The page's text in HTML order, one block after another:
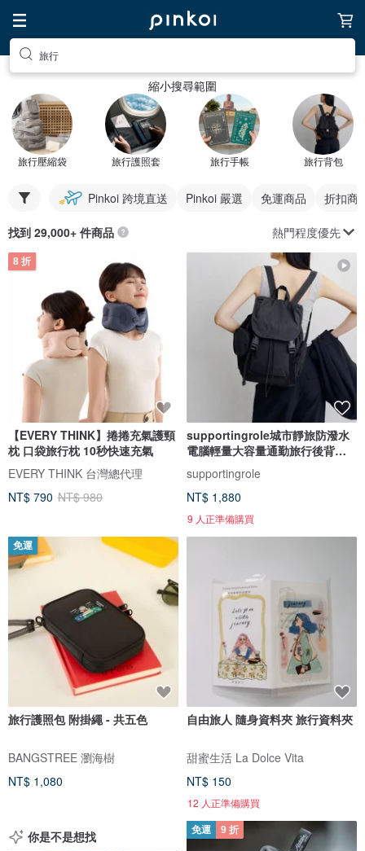
旅行
縮小搜尋範圍
旅行壓縮袋 旅行護照套 旅行手帳 旅行背包
Pinkoi 跨境直送 Pinkoi 嚴選 免運商品 折扣商
找到 29,000+ 件商品 熱門程度優先
8 折
【EVERY THINK】捲捲充氣護頸
枕 口袋旅行枕 10秒快速充氣
EVERY THINK 台灣總代理
NT$ 790 NT$ 980
supportingrole城市靜旅防潑水
電腦輕量大容量通勤旅行後背包
supportingrole
NT$ 1,880
9 人正準備購買
免運
旅行護照包 附掛繩 - 共五色
BANGSTREE 瀏海樹
NT$ 1,080
自由旅人 隨身資料夾 旅行資料夾
甜蜜生活 La Dolce Vita
NT$ 150
12 人正準備購買
你是不是想找 免運 9 折